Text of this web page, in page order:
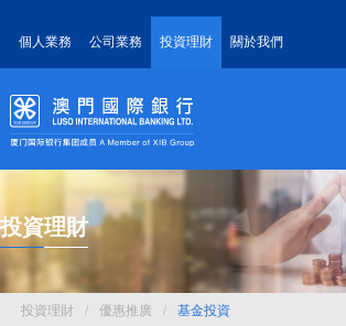
個人業務 公司業務 投資理財 關於我們
投資理財
投資理財 / 優惠推廣 / 基金投資